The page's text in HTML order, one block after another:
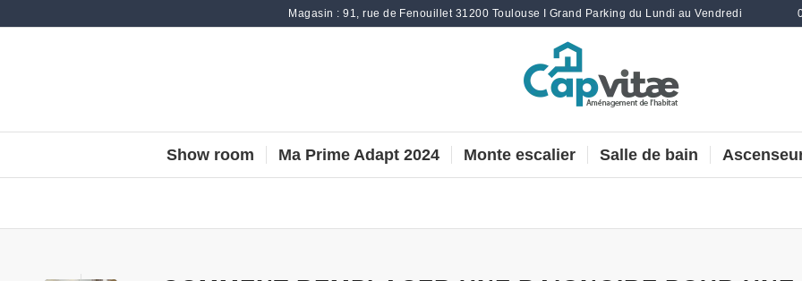
Magasin : 91, rue de Fenouillet 31200 Toulouse I Grand Parking du Lundi au Vendredi
Show room Ma Prime Adapt 2024 Monte escalier Salle de bain